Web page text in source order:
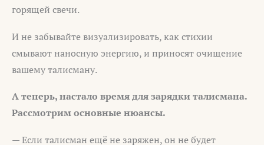
горящей свечи.
И не забывайте визуализировать, как стихии
смывают наносную энергию, и приносят очищение
вашему талисману.
А теперь, настало время для зарядки талисмана.
Рассмотрим основные нюансы.
— Если талисман ещё не заряжен, он не будет